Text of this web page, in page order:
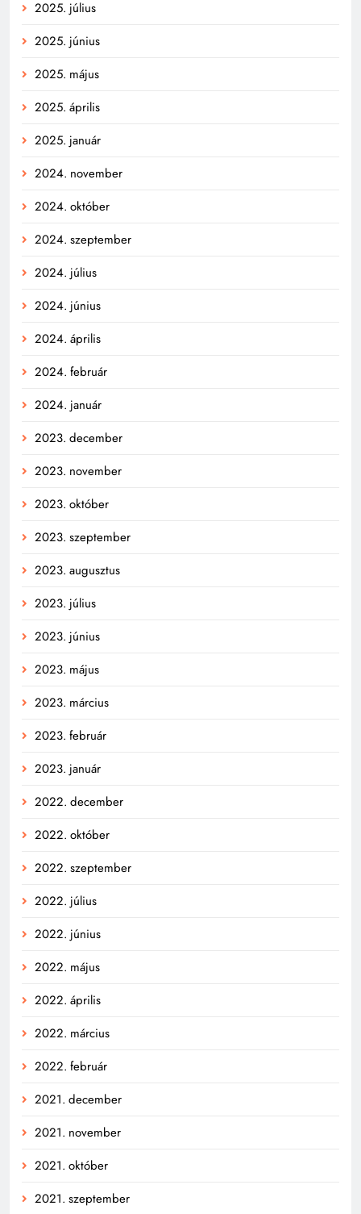
2025. július
2025. június
2025. május
2025. április
2025. január
2024. november
2024. október
2024. szeptember
2024. július
2024. június
2024. április
2024. február
2024. január
2023. december
2023. november
2023. október
2023. szeptember
2023. augusztus
2023. július
2023. június
2023. május
2023. március
2023. február
2023. január
2022. december
2022. október
2022. szeptember
2022. július
2022. június
2022. május
2022. április
2022. március
2022. február
2021. december
2021. november
2021. október
2021. szeptember